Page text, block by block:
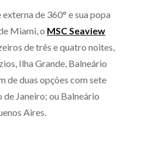
de 360° e sua popa
Miami, o MSC Seaview
de três e quatro noites,
Ilha Grande, Balneário
de duas opções com sete
de Janeiro; ou Balneário
Aires.